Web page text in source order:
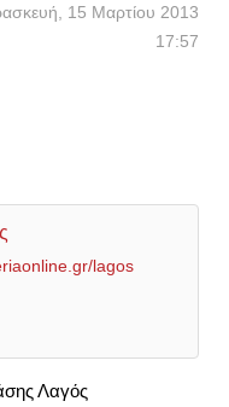
15 Μαρτίου 2013
17:57
lagos
Λαγός